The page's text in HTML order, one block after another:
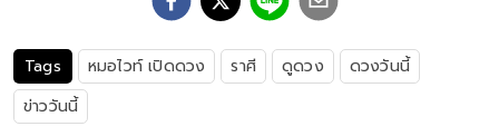
Tags หมอไวท์ เปิดดวง ราศี ดูดวง
ดวงวันนี้
ข่าววันนี้